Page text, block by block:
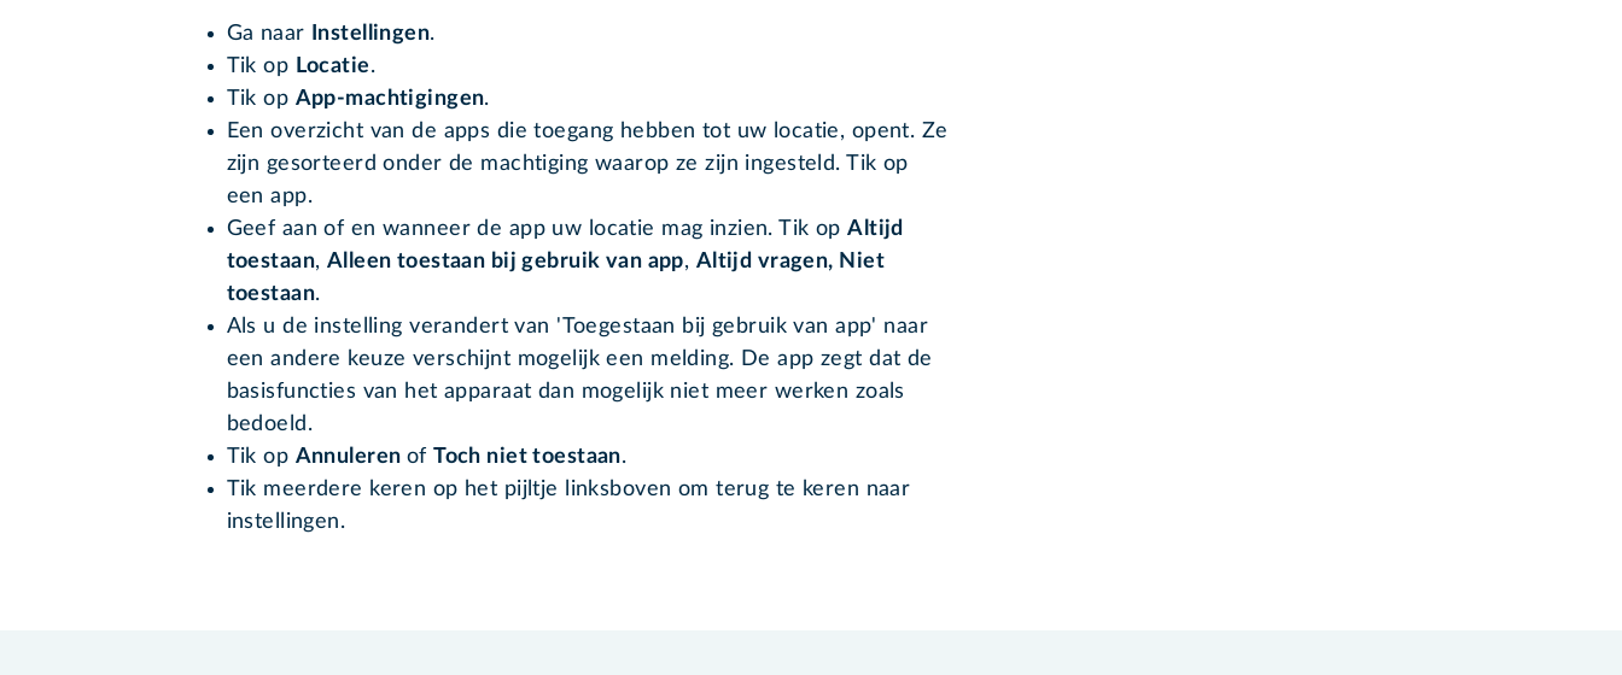
Ga naar Instellingen.
Tik op Locatie.
Tik op App-machtigingen.
Een overzicht van de apps die toegang hebben tot uw locatie, opent. Ze
zijn gesorteerd onder de machtiging waarop ze zijn ingesteld. Tik op
een app.
Geef aan of en wanneer de app uw locatie mag inzien. Tik opAltijd
toestaan, Alleen toestaan bij gebruik van app, Altijd vragen, Niet
toestaan.
Als u de instelling verandert van 'Toegestaan bij gebruik van app' naar
een andere keuze verschijnt mogelijk een melding. De app zegt dat de
basisfuncties van het apparaat dan mogelijk niet meer werken zoals
bedoeld.
Tik op Annuleren ofToch niet toestaan.
Tik meerdere keren op het pijltje linksboven om terug te keren naar
instellingen.